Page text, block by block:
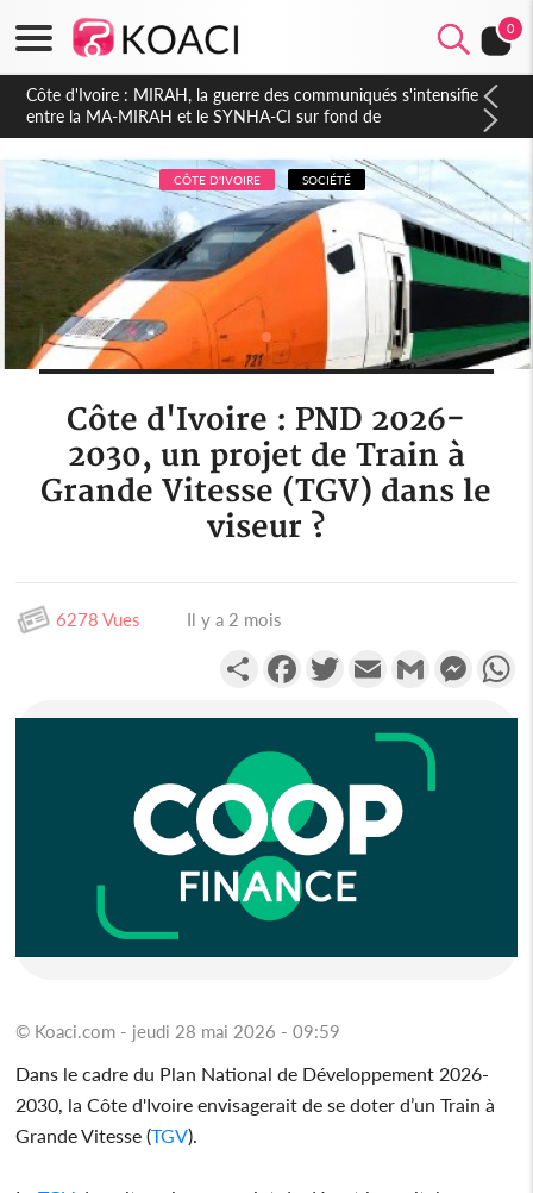
0
Côte d'Ivoire : Indépendance 2026, Thiam plaide pour un
environnement démocratique plus apaisé
CÔTE D'IVOIRE SOCIÉTÉ
Côte d'Ivoire : PND 2026-
2030, un projet de Train à
Grande Vitesse (TGV) dans le
viseur ?
6278 Vues Il y a 2 mois
PartagerFacebookTwitterEmail Gmail
© Koaci.com - jeudi 28 mai 2026 - 09:59
Dans le cadre du Plan National de Développement 2026-
2030, la Côte d'Ivoire envisagerait de se doter d’un Train à
Grande Vitesse (TGV).